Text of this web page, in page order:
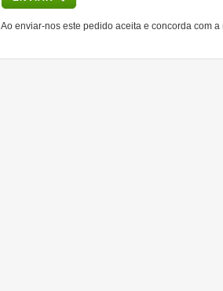
Ao enviar-nos este pedido aceita e concorda com a